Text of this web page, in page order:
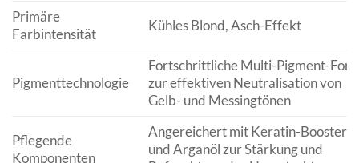
Primäre
Farbintensität
Kühles Blond, Asch-Effekt
Pigmenttechnologie
Fortschrittliche Multi-Pigment-
zur effektiven Neutralisation von
Gelb- und Messingtönen
Pflegende
Komponenten
Angereichert mit Keratin-Boostern
und Arganöl zur Stärkung und